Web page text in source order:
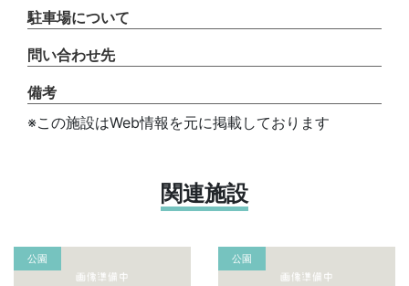
駐車場について
問い合わせ先
備考
※この施設はWeb情報を元に掲載しております
関連施設
公園 公園